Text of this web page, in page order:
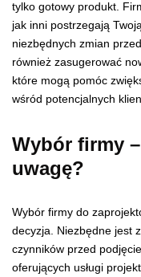
tylko gotowy produkt.
jak inni postrzegają
niezbędnych zmian
również zasugerować
które mogą pomóc
wśród potencjalnych
Wybór firmy
uwagę?
Wybór firmy do
decyzja. Niezbędne jest
czynników przed
oferujących usługi